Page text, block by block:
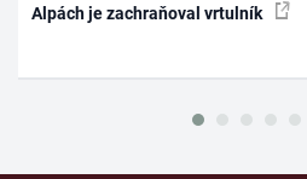
Alpách je zachraňoval vrtulník